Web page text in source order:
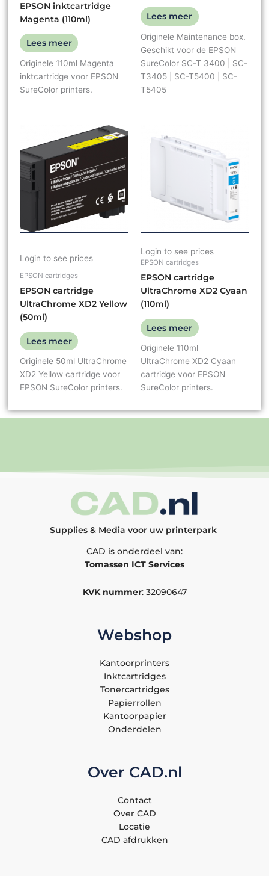
EPSON inktcartridge
Magenta (110ml)
Lees meer
Originele 110ml Magenta
inktcartridge voor EPSON
SureColor printers.
Lees meer
Originele Maintenance box.
Geschikt voor de EPSON
SureColor SC-T 3400 | SC-
T3405 | SC-T5400 | SC-
T5405
Login to see prices
EPSON cartridges
EPSON cartridge
UltraChrome XD2 Yellow
(50ml)
Lees meer
Originele 50ml UltraChrome
XD2 Yellow cartridge voor
EPSON SureColor printers.
Login to see prices
EPSON cartridges
EPSON cartridge
UltraChrome XD2 Cyaan
(110ml)
Lees meer
Originele 110ml
UltraChrome XD2 Cyaan
cartridge voor EPSON
SureColor printers.
Supplies & Media voor uw printerpark
CAD is onderdeel van:
Tomassen ICT Services
KVK nummer: 32090647
Webshop
Kantoorprinters
Inktcartridges
Tonercartridges
Papierrollen
Kantoorpapier
Onderdelen
Over CAD.nl
Contact
Over CAD
Locatie
CAD afdrukken